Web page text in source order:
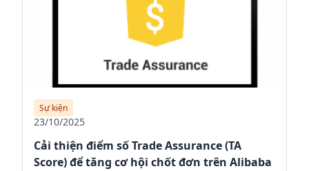
Sự kiện
23/10/2025
Cải thiện điểm số Trade Assurance (TA
Score) để tăng cơ hội chốt đơn trên Alibaba